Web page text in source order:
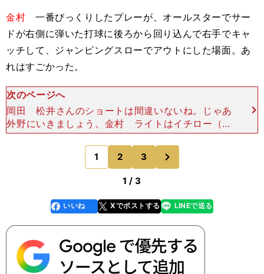
金村 一番びっくりしたプレーが、オールスターでサー
ドが右側に弾いた打球に後ろから回り込んで右手でキャ
ッチして、ジャンピングスローでアウトにした場面。あ
れはすごかった。
次のページへ
岡田 松井さんのショートは間違いないね。じゃあ
外野にいきましょう。金村 ライトはイチロー（オ
リックス）。センターは福本豊さん（阪急）。福本
さんには（子供の時に）出待ちをして、ここ（服の
袖）にサインを
1 2 3
1 / 3
faceboo
k
いいね Xでポストする
line LINEで送る